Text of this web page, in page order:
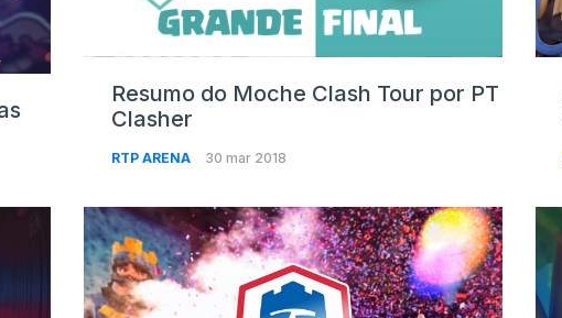
Resumo do Moche Clash Tour por PT
Clasher
RTP ARENA 30 mar 2018